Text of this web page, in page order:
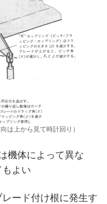
は上から見て時計回り）
機体によって異な
もよい
ード付け根に発生す